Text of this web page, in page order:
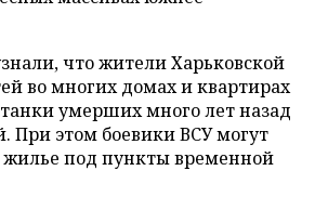
что жители Харьковской
во многих домах и квартирах
умерших много лет назад
При этом боевики ВСУ могут
жилье под пункты временной